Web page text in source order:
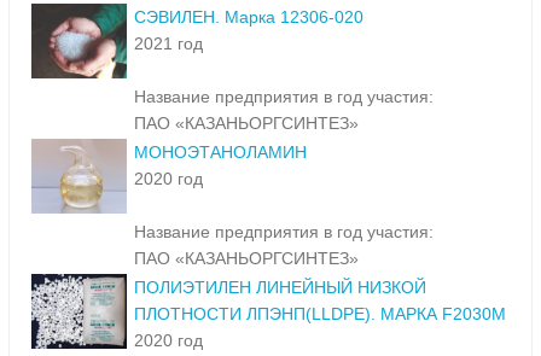
СЭВИЛЕН. Марка 12306-020
2021 год
Название предприятия в год участия:
ПАО «КАЗАНЬОРГСИНТЕЗ»
МОНОЭТАНОЛАМИН
2020 год
Название предприятия в год участия:
ПАО «КАЗАНЬОРГСИНТЕЗ»
ПОЛИЭТИЛЕН ЛИНЕЙНЫЙ НИЗКОЙ
ПЛОТНОСТИ ЛПЭНП(LLDPE). МАРКА F2030M
2020 год